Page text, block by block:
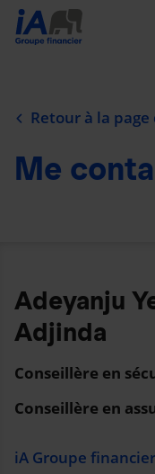
Retour à la
Me
Adeyanju
Adjinda
Conseillère en
Conseillère en
iA Groupe